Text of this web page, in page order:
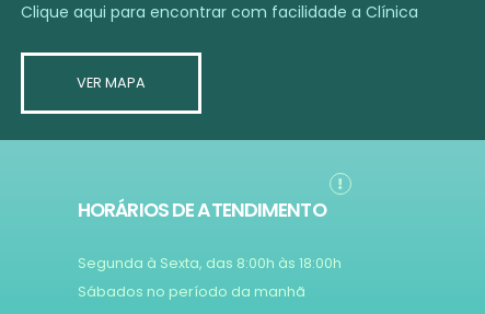
Clique aqui para encontrar com facilidade a Clínica
VER MAPA
HORÁRIOS DE ATENDIMENTO
Segunda à Sexta, das 8:00h às 18:00h
Sábados no período da manhã